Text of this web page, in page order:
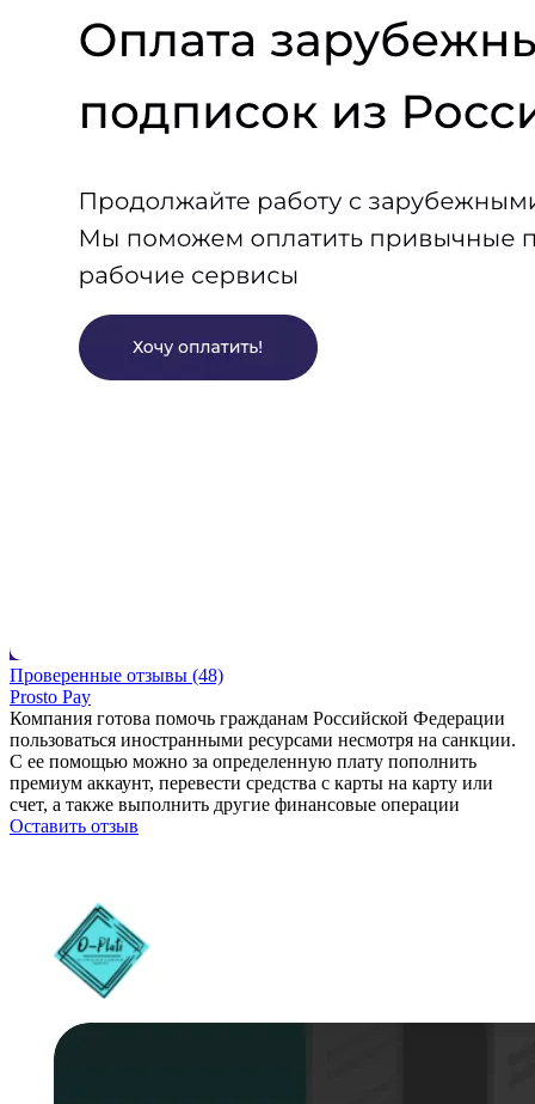
Проверенные отзывы (48)
Prosto Pay
Компания готова помочь гражданам Российской Федерации
пользоваться иностранными ресурсами несмотря на санкции.
С ее помощью можно за определенную плату пополнить
премиум аккаунт, перевести средства с карты на карту или
счет, а также выполнить другие финансовые операции
Оставить отзыв